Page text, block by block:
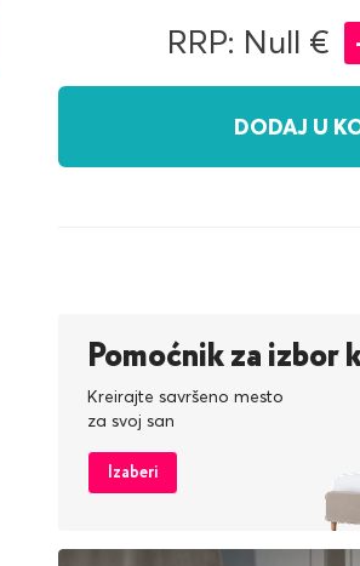
RRP: Null €
DODAJ U
Pomoćnik za izbor
Kreirajte savršeno mesto
za svoj san
Izaberi